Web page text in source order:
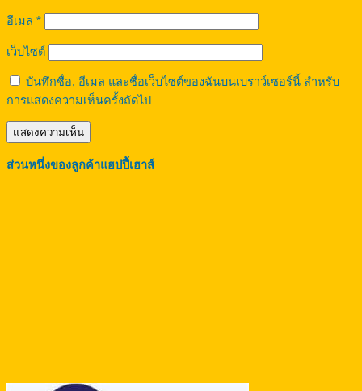
อีเมล *
เว็บไซต์
บันทึกชื่อ, อีเมล และชื่อเว็บไซต์ของฉันบนเบราว์เซอร์นี้ สำหรับ
การแสดงความเห็นครั้งถัดไป
ส่วนหนึ่งของลูกค้าแฮปปี้เฮาส์